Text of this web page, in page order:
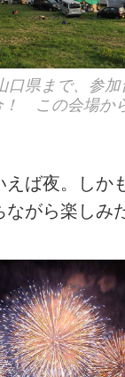
口県まで、参
！ この会場か
えば夜。しか
がら楽しみ